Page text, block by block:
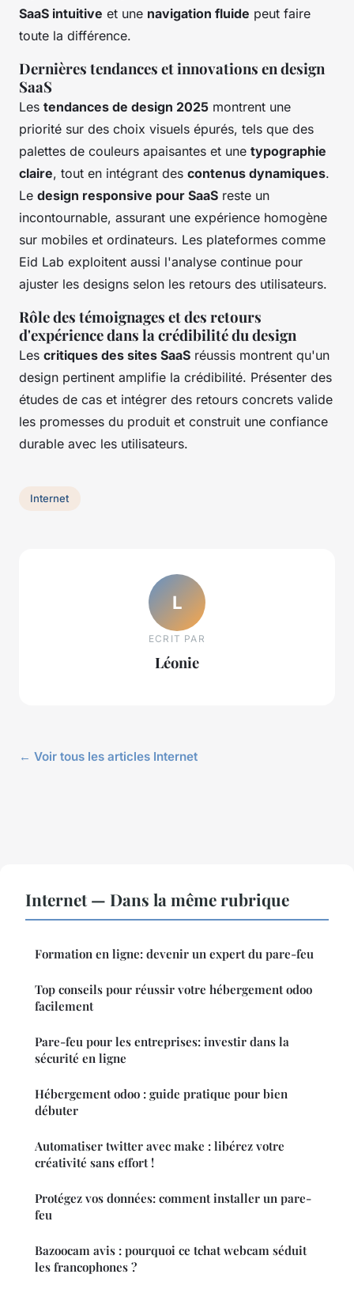
SaaS intuitive et une navigation fluide peut faire
toute la différence.
Dernières tendances et innovations en design
SaaS
Les tendances de design 2025 montrent une
priorité sur des choix visuels épurés, tels que des
palettes de couleurs apaisantes et une typographie
claire, tout en intégrant des contenus dynamiques.
Le design responsive pour SaaS reste un
incontournable, assurant une expérience homogène
sur mobiles et ordinateurs. Les plateformes comme
Eid Lab exploitent aussi l'analyse continue pour
ajuster les designs selon les retours des utilisateurs.
Rôle des témoignages et des retours
d'expérience dans la crédibilité du design
Les critiques des sites SaaS réussis montrent qu'un
design pertinent amplifie la crédibilité. Présenter des
études de cas et intégrer des retours concrets valide
les promesses du produit et construit une confiance
durable avec les utilisateurs.
Internet
L
ECRIT PAR
Léonie
← Voir tous les articles Internet
Internet — Dans la même rubrique
Formation en ligne: devenir un expert du pare-feu
Top conseils pour réussir votre hébergement odoo
facilement
Pare-feu pour les entreprises: investir dans la
sécurité en ligne
Hébergement odoo : guide pratique pour bien
débuter
Automatiser twitter avec make : libérez votre
créativité sans effort !
Protégez vos données: comment installer un pare-
feu
Bazoocam avis : pourquoi ce tchat webcam séduit
les francophones ?